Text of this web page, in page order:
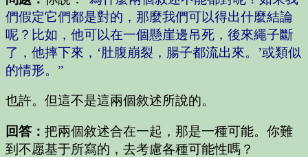
們假定它們都是對的，那麼我們可以得出什麼結論
呢？比如，他可以在一個懸崖邊吊死，後來繩子斷
了，他摔下來，‘肚腹崩裂，腸子都流出來。’或類似
的情形。”
也許。但這不是這兩個敘述所說的。
回答： 把兩個敘述合在一起，那是一種可能。你難
到不愿基于所寫的，去考慮各種可能性嗎？